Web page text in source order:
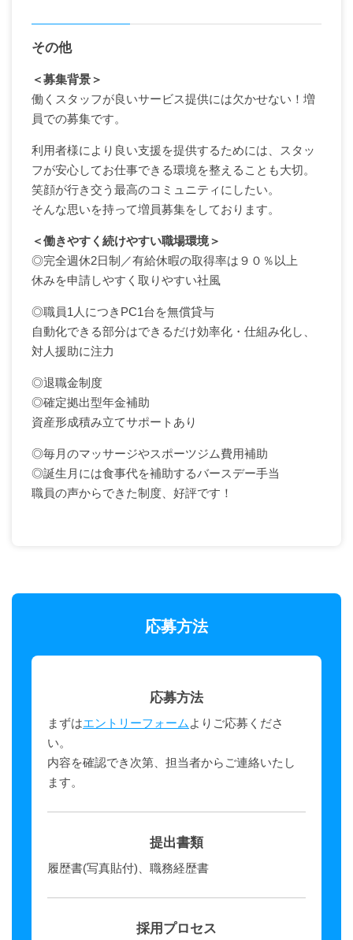
その他
＜募集背景＞
働くスタッフが良いサービス提供には欠かせない！増
員での募集です。
利用者様により良い支援を提供するためには、スタッ
フが安心してお仕事できる環境を整えることも大切。
笑顔が行き交う最高のコミュニティにしたい。
そんな思いを持って増員募集をしております。
＜働きやすく続けやすい職場環境＞
◎完全週休2日制／有給休暇の取得率は９０％以上
休みを申請しやすく取りやすい社風
◎職員1人につきPC1台を無償貸与
自動化できる部分はできるだけ効率化・仕組み化し、
対人援助に注力
◎退職金制度
◎確定拠出型年金補助
資産形成積み立てサポートあり
◎毎月のマッサージやスポーツジム費用補助
◎誕生月には食事代を補助するバースデー手当
職員の声からできた制度、好評です！
応募方法
応募方法
まずはエントリーフォーム よりご応募くださ
い。
内容を確認でき次第、担当者からご連絡いたし
ます。
提出書類
履歴書(写真貼付)、職務経歴書
採用プロセス